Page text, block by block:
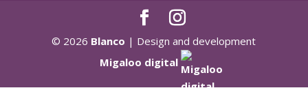
© 2026 Blanco | Design and development
Migaloo digital